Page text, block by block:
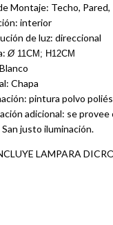
Montaje: Techo, Pared,
interior
de luz: direccional
Ø 11CM; H12CM
Chapa
pintura polvo
adicional: se provee
justo iluminación.
LAMPARA